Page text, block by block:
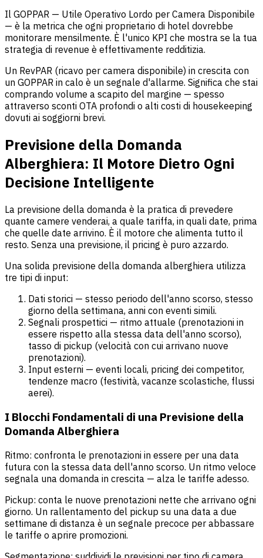
Il GOPPAR — Utile Operativo Lordo per Camera Disponibile
— è la metrica che ogni proprietario di hotel dovrebbe
monitorare mensilmente. È l'unico KPI che mostra se la tua
strategia di revenue è effettivamente redditizia.
Un RevPAR (ricavo per camera disponibile) in crescita con
un GOPPAR in calo è un segnale d'allarme. Significa che stai
comprando volume a scapito del margine — spesso
attraverso sconti OTA profondi o alti costi di housekeeping
dovuti ai soggiorni brevi.
Previsione della Domanda
Alberghiera: Il Motore Dietro Ogni
Decisione Intelligente
La previsione della domanda è la pratica di prevedere
quante camere venderai, a quale tariffa, in quali date, prima
che quelle date arrivino. È il motore che alimenta tutto il
resto. Senza una previsione, il pricing è puro azzardo.
Una solida previsione della domanda alberghiera utilizza
tre tipi di input:
Dati storici — stesso periodo dell'anno scorso, stesso
giorno della settimana, anni con eventi simili.
Segnali prospettici — ritmo attuale (prenotazioni in
essere rispetto alla stessa data dell'anno scorso),
tasso di pickup (velocità con cui arrivano nuove
prenotazioni).
Input esterni — eventi locali, pricing dei competitor,
tendenze macro (festività, vacanze scolastiche, flussi
aerei).
I Blocchi Fondamentali di una Previsione della
Domanda Alberghiera
Ritmo: confronta le prenotazioni in essere per una data
futura con la stessa data dell'anno scorso. Un ritmo veloce
segnala una domanda in crescita — alza le tariffe adesso.
Pickup: conta le nuove prenotazioni nette che arrivano ogni
giorno. Un rallentamento del pickup su una data a due
settimane di distanza è un segnale precoce per abbassare
le tariffe o aprire promozioni.